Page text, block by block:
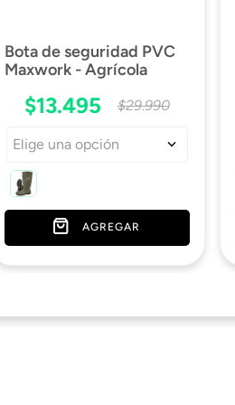
Bota de seguridad PVC
Maxwork - Agrícola
$13.495 $29.990
Elige una opción
AGREGAR